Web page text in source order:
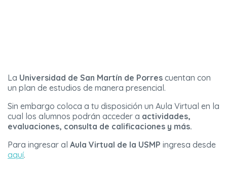
La Universidad de San Martín de Porres cuentan con
un plan de estudios de manera presencial.
Sin embargo coloca a tu disposición un Aula Virtual en la
cual los alumnos podrán acceder a actividades,
evaluaciones, consulta de calificaciones y más.
Para ingresar al Aula Virtual de la USMP ingresa desde
aquí.